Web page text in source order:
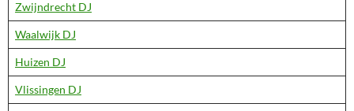
Zwijndrecht DJ
Waalwijk DJ
Huizen DJ
Vlissingen DJ